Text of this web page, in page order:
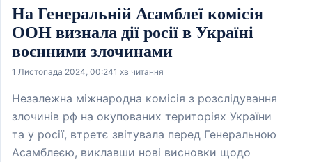
На Генеральній Асамблеї комісія
ООН визнала дії росії в Україні
воєнними злочинами
1 Листопада 2024, 00:241 хв читання
Незалежна міжнародна комісія з розслідування
злочинів рф на окупованих територіях України
та у росії, втретє звітувала перед Генеральною
Асамблеєю, виклавши нові висновки щодо